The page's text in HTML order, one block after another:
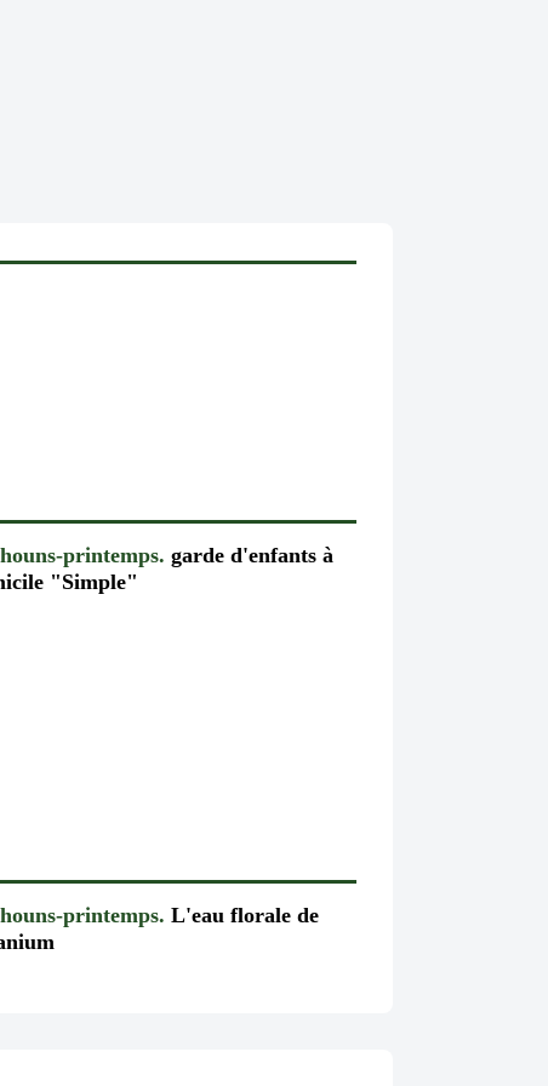
printemps. garde d'enfants à
"Simple"
printemps. L'eau florale de